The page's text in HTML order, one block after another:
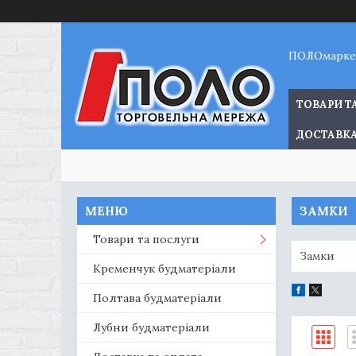
ТОВАРИ
ЗАМКИ
Замки
Товари та послуги
Кременчук будматеріали
Полтава будматеріали
Лубни будматеріали